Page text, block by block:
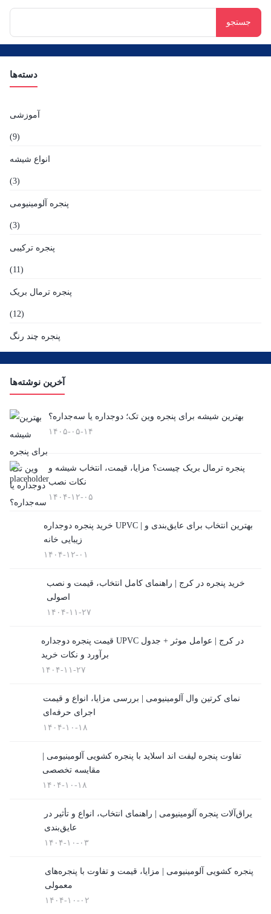
دسته‌ها
آموزشی
(9)
انواع شیشه
(3)
پنجره آلومینیومی
(3)
پنجره ترکیبی
(11)
پنجره ترمال بریک
(12)
پنجره چند رنگ
پنجره دوجداره UPVC
پنجره دوجداره آلمینیوم
پنجره دوجداره چوبی
(2)
پنجره کشویی آلومینیومی
پنجره لیفت انداسلاید
تعویض پنجره دوجداره
آخرین نوشته‌ها
بهترین شیشه برای پنجره وین تک؛ دوجداره یا سه‌جداره؟
۱۴۰۵-۰۵-۱۴
پنجره ترمال بریک چیست؟ مزایا، قیمت، انتخاب شیشه و
نکات نصب
۱۴۰۴-۱۲-۰۵
خرید پنجره دوجداره UPVC | بهترین انتخاب برای عایق‌بندی و
زیبایی خانه
۱۴۰۴-۱۲-۰۱
خرید پنجره در کرج | راهنمای کامل انتخاب، قیمت و نصب
اصولی
۱۴۰۴-۱۱-۲۷
قیمت پنجره دوجداره UPVC در کرج | عوامل موثر + جدول
برآورد و نکات خرید
۱۴۰۴-۱۱-۲۷
نمای کرتین وال آلومینیومی | بررسی مزایا، انواع و قیمت
اجرای حرفه‌ای
۱۴۰۴-۱۰-۱۸
تفاوت پنجره لیفت اند اسلاید با پنجره کشویی آلومینیومی |
مقایسه تخصصی
۱۴۰۴-۱۰-۱۸
یراق‌آلات پنجره آلومینیومی | راهنمای انتخاب، انواع و تأثیر در
عایق‌بندی
۱۴۰۴-۱۰-۰۳
پنجره کشویی آلومینیومی | مزایا، قیمت و تفاوت با پنجره‌های
معمولی
۱۴۰۴-۱۰-۰۲